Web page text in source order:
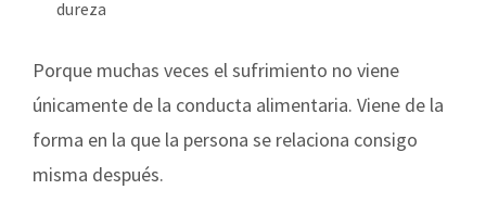
dureza
Porque muchas veces el sufrimiento no viene
únicamente de la conducta alimentaria. Viene de la
forma en la que la persona se relaciona consigo
misma después.